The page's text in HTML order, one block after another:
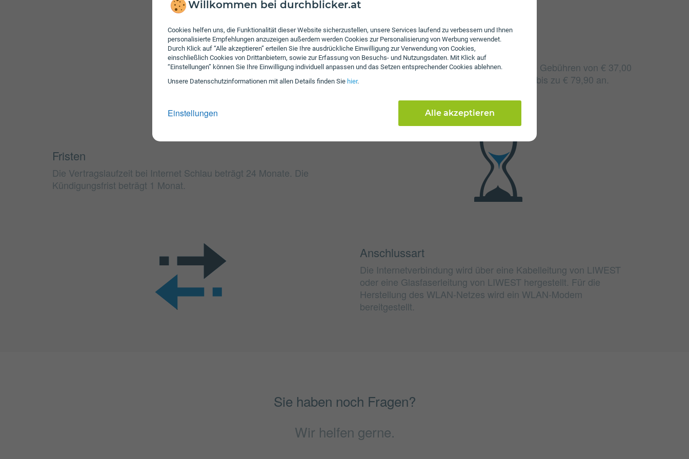
Willkommen bei durchblicker.at
Cookies helfen uns, die Funktionalität dieser Website sicherzustellen, unsere Services laufend zu verbessern und Ihnen
personalisierte Empfehlungen anzuzeigen außerdem werden Cookies zur Personalisierung von Werbung verwendet.
Durch Klick auf “Alle akzeptieren” erteilen Sie Ihre ausdrückliche Einwilligung zur Verwendung von Cookies,
einschließlich Cookies von Drittanbietern, sowie zur Erfassung von Besuchs- und Nutzungsdaten. Mit Klick auf
“Einstellungen” können Sie Ihre Einwilligung individuell anpassen und das Setzen entsprechender Cookies ablehnen.
Unsere Daten­schutz­informationen mit allen Details finden Sie hier.
Einstellungen Alle akzeptieren
Gebühren
Beim Tarif Internet Schlau fallen monatliche Gebühren von € 37,00
an. Weiters fallen einmalige Gebühren von bis zu € 79,90 an.
Fristen
Die Vertragslaufzeit bei Internet Schlau beträgt 24 Monate. Die
Kündigungsfrist beträgt 1 Monat.
Anschlussart
Die Internetverbindung wird über eine Kabelleitung von LIWEST
oder eine Glasfaserleitung von LIWEST hergestellt. Für die
Herstellung des WLAN-Netzes wird ein WLAN-Modem
bereitgestellt.
Sie haben noch Fragen?
Wir helfen gerne.